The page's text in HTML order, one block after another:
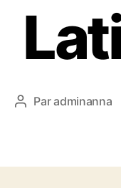
Auteur
Paradminanna